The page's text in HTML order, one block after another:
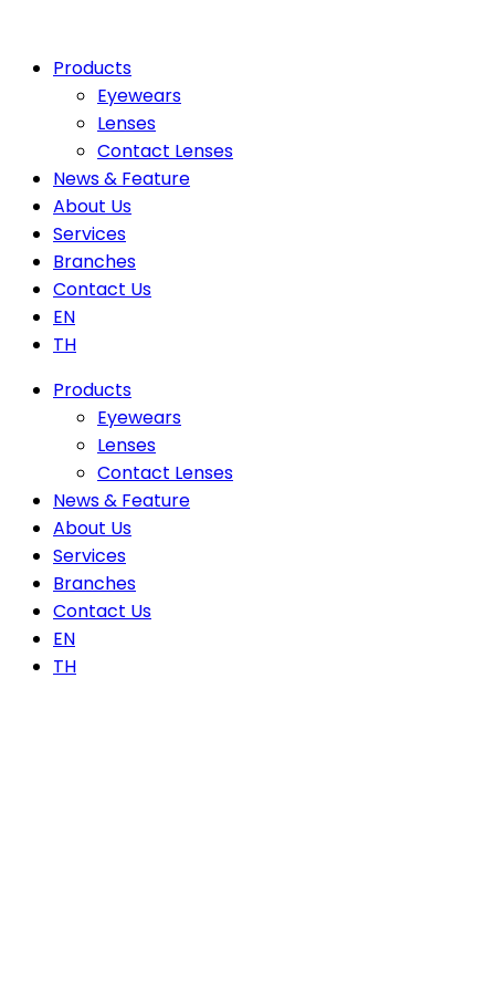
Products
Eyewears
Lenses
Contact Lenses
News & Feature
About Us
Services
Branches
Contact Us
EN
TH
Products
Eyewears
Lenses
Contact Lenses
News & Feature
About Us
Services
Branches
Contact Us
EN
TH